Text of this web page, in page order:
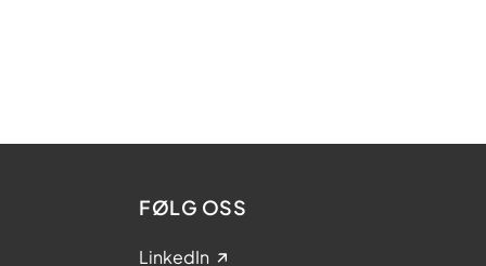
FØLG OSS
LinkedIn